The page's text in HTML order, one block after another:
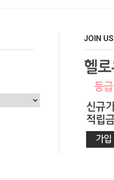
JOIN US